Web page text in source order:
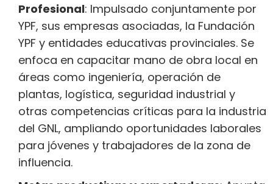
Profesional: Impulsado conjuntamente por
YPF, sus empresas asociadas, la Fundación
YPF y entidades educativas provinciales. Se
enfoca en capacitar mano de obra local en
áreas como ingeniería, operación de
plantas, logística, seguridad industrial y
otras competencias críticas para la industria
del GNL, ampliando oportunidades laborales
para jóvenes y trabajadores de la zona de
influencia.